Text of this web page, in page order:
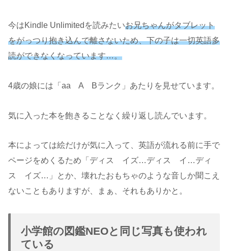
今はKindle Unlimitedを読みたいお兄ちゃんがタブレット
をがっつり抱き込んで離さないため、下の子は一切英語多
読ができなくなっています…。
4歳の娘には「aa A Bランク」あたりを見せています。
気に入った本を飽きることなく繰り返し読んでいます。
本によっては絵だけが気に入って、英語が流れる前に手で
ページをめくるため「ディス イズ…ディス イ…ディ
ス イズ…」とか、壊れたおもちゃのような音しか聞こえ
ないこともありますが、まぁ、それもありかと。
小学館の図鑑NEOと同じ写真も使われ
ている